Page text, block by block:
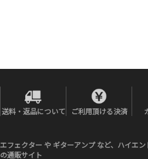
送料・返品について ご利用頂ける決済
エフェクター や ギターアンプ など、ハイエ
の通販サイト